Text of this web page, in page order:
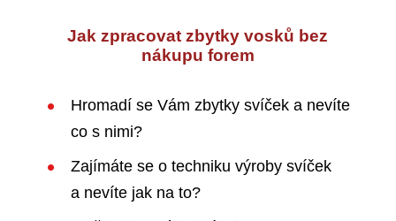
Jak zpracovat zbytky vosků bez
nákupu forem
Hromadí se Vám zbytky svíček a nevíte
co s nimi?
Zajímáte se o techniku výroby svíček
a nevíte jak na to?